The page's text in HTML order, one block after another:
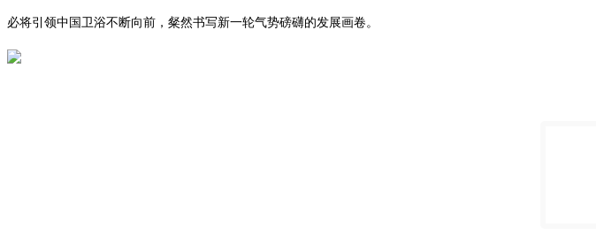
必将引领中国卫浴不断向前，粲然书写新一轮气势磅礴的发展画卷。